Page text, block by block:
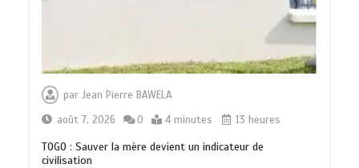
parJean Pierre BAWELA
août 7, 2026
0 4 minutes 13 heures
TOGO : Sauver la mère devient un indicateur de
civilisation